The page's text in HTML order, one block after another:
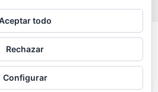
y fotografías de
son propiedad de su autor
por © Copyright
todo
Rechazar
Configurar